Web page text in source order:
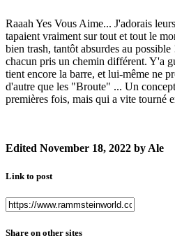
Raaah Yes Vous Aime... J'adorais
tapaient vraiment sur tout et tout le
bien trash, tantôt absurdes au
chacun pris un chemin différent. Y'a
tient encore la barre, et lui-même ne
d'autre que les "Broute" ... Un
premières fois, mais qui a vite tourné
Edited November 18, 2022 by Ale
Link to post
Share on other sites